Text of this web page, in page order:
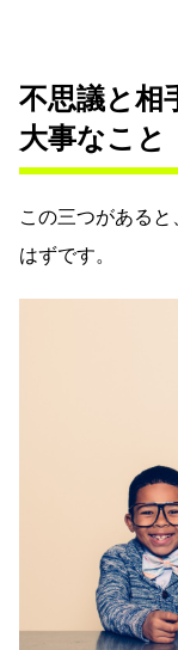
不思議と相
大事なこと
この三つがある
はずです。